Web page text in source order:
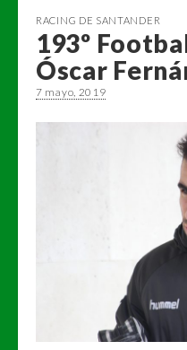
RACING DE SANTANDER
193º
Óscar
7 mayo, 2019